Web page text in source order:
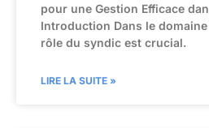
pour une Gestion Efficace
Introduction Dans le
rôle du syndic est crucial.
LIRE LA SUITE »